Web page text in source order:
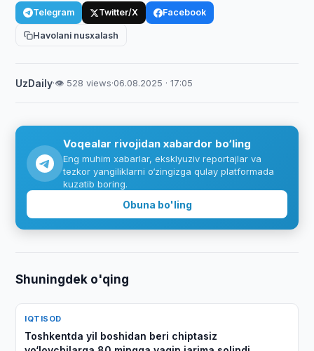
Telegram Twitter/X Facebook
Havolani nusxalash
UzDaily·👁 528 views·06.08.2025 · 17:05
Voqealar rivojidan xabardor bo‘ling
Eng muhim xabarlar, eksklyuziv reportajlar va
tezkor yangiliklarni o‘zingizga qulay platformada
kuzatib boring.
Obuna bo'ling
Shuningdek o'qing
IQTISOD
Toshkentda yil boshidan beri chiptasiz